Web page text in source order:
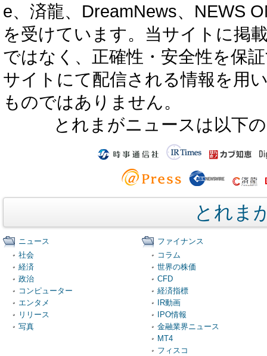
e、済龍、DreamNews、NEWS
を受けています。当サイトに掲
ではなく、正確性・安全性を保
サイトにて配信される情報を用
ものではありません。
とれまがニュースは以下
とれま
ニュース
社会
経済
政治
コンピューター
エンタメ
リリース
写真
ファイナンス
コラム
世界の株価
CFD
経済指標
IR動画
IPO情報
金融業界ニュース
MT4
フィスコ